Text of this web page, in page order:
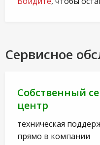
Сервисное
Собственный
центр
техническая
прямо в компании